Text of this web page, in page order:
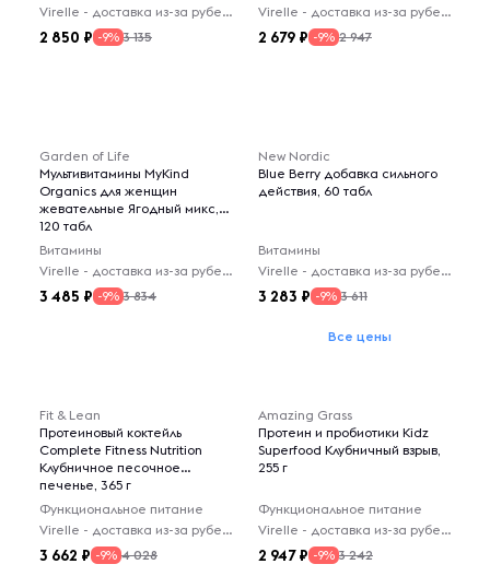
Virelle - доставка из-за рубежа
2 850 -9% 3 135
Virelle - доставка из-за рубежа
2 679 -9% 2 947
Garden of Life
Мультивитамины MyKind
Organics для женщин
жевательные Ягодный микс,
120 табл
Витамины
Virelle - доставка из-за рубежа
3 485 -9% 3 834
New Nordic
Blue Berry добавка сильного
действия, 60 табл
Витамины
Virelle - доставка из-за рубежа
3 283 -9% 3 611
Все цены
Fit & Lean
Протеиновый коктейль
Complete Fitness Nutrition
Клубничное песочное
печенье, 365 г
Функциональное питание
Virelle - доставка из-за рубежа
3 662 -9% 4 028
Amazing Grass
Протеин и пробиотики Kidz
Superfood Клубничный взрыв,
255 г
Функциональное питание
Virelle - доставка из-за рубежа
2 947 -9% 3 242